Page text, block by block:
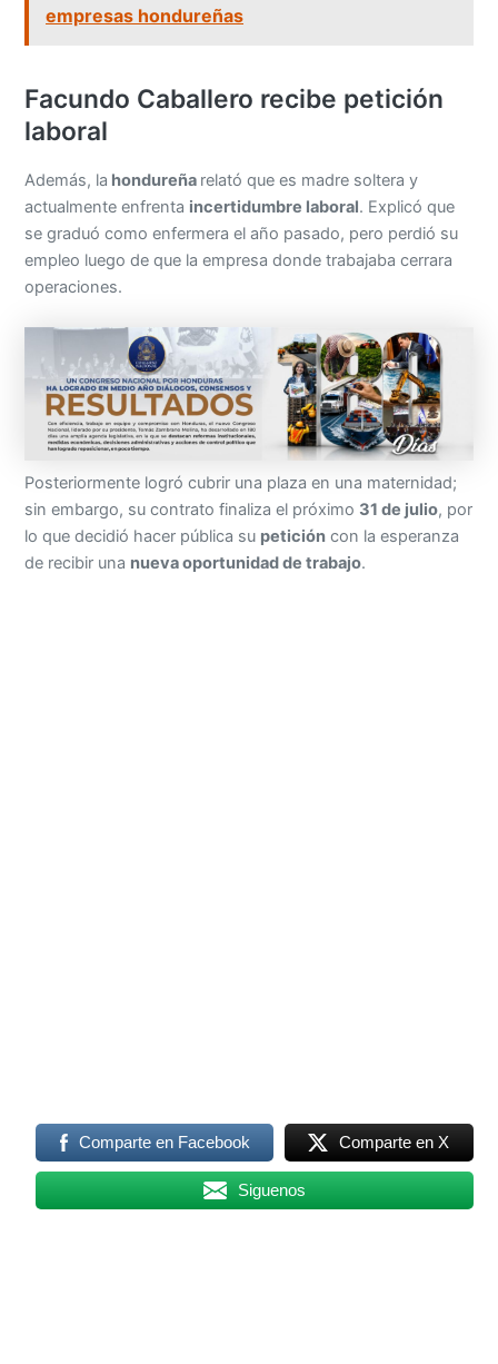
empresas hondureñas
Facundo Caballero recibe petición
laboral
Además, la hondureña relató que es madre soltera y
actualmente enfrenta incertidumbre laboral. Explicó que
se graduó como enfermera el año pasado, pero perdió su
empleo luego de que la empresa donde trabajaba cerrara
operaciones.
Posteriormente logró cubrir una plaza en una maternidad;
sin embargo, su contrato finaliza el próximo 31 de julio, por
lo que decidió hacer pública su petición con la esperanza
de recibir una nueva oportunidad de trabajo.
Comparte en Facebook Comparte en X
Siguenos